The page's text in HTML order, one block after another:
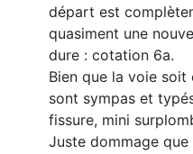
départ est
quasiment une
dure : cotation 6a.
Bien que la voie
sont sympas et
fissure, mini
Juste dommage